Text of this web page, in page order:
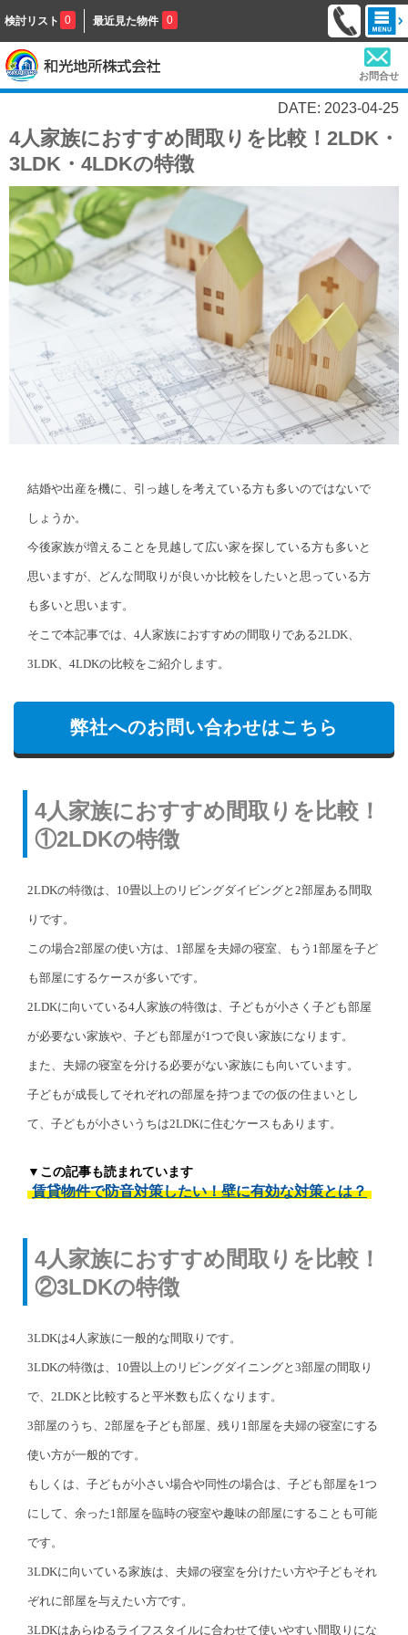
検討リスト 0 最近見た物件 0
お問合せ
DATE: 2023-04-25
4人家族におすすめ間取りを比較！2LDK・
3LDK・4LDKの特徴
結婚や出産を機に、引っ越しを考えている方も多いのではないで
しょうか。
今後家族が増えることを見越して広い家を探している方も多いと
思いますが、どんな間取りが良いか比較をしたいと思っている方
も多いと思います。
そこで本記事では、4人家族におすすめの間取りである2LDK、
3LDK、4LDKの比較をご紹介します。
弊社へのお問い合わせはこちら
4人家族におすすめ間取りを比較！
①2LDKの特徴
2LDKの特徴は、10畳以上のリビングダイビングと2部屋ある間取
りです。
この場合2部屋の使い方は、1部屋を夫婦の寝室、もう1部屋を子ど
も部屋にするケースが多いです。
2LDKに向いている4人家族の特徴は、子どもが小さく子ども部屋
が必要ない家族や、子ども部屋が1つで良い家族になります。
また、夫婦の寝室を分ける必要がない家族にも向いています。
子どもが成長してそれぞれの部屋を持つまでの仮の住まいとし
て、子どもが小さいうちは2LDKに住むケースもあります。
▼この記事も読まれています
賃貸物件で防音対策したい！壁に有効な対策とは？
4人家族におすすめ間取りを比較！
②3LDKの特徴
3LDKは4人家族に一般的な間取りです。
3LDKの特徴は、10畳以上のリビングダイニングと3部屋の間取り
で、2LDKと比較すると平米数も広くなります。
3部屋のうち、2部屋を子ども部屋、残り1部屋を夫婦の寝室にする
使い方が一般的です。
もしくは、子どもが小さい場合や同性の場合は、子ども部屋を1つ
にして、余った1部屋を臨時の寝室や趣味の部屋にすることも可能
です。
3LDKに向いている家族は、夫婦の寝室を分けたい方や子どもそれ
ぞれに部屋を与えたい方です。
3LDKはあらゆるライフスタイルに合わせて使いやすい間取りにな